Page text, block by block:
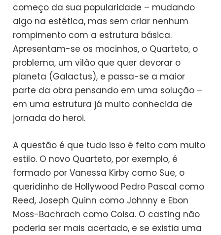
começo da sua popularidade – mudando
algo na estética, mas sem criar nenhum
rompimento com a estrutura básica.
Apresentam-se os mocinhos, o Quarteto, o
problema, um vilão que quer devorar o
planeta (Galactus), e passa-se a maior
parte da obra pensando em uma solução –
em uma estrutura já muito conhecida de
jornada do heroi.
A questão é que tudo isso é feito com muito
estilo. O novo Quarteto, por exemplo, é
formado por Vanessa Kirby como Sue, o
queridinho de Hollywood Pedro Pascal como
Reed, Joseph Quinn como Johnny e Ebon
Moss-Bachrach como Coisa. O casting não
poderia ser mais acertado, e se existia uma